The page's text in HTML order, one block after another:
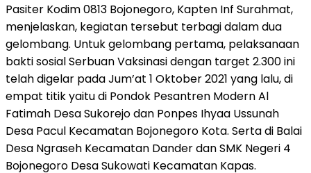
Pasiter Kodim 0813 Bojonegoro, Kapten Inf Surahmat,
menjelaskan, kegiatan tersebut terbagi dalam dua
gelombang. Untuk gelombang pertama, pelaksanaan
bakti sosial Serbuan Vaksinasi dengan target 2.300 ini
telah digelar pada Jum’at 1 Oktober 2021 yang lalu, di
empat titik yaitu di Pondok Pesantren Modern Al
Fatimah Desa Sukorejo dan Ponpes Ihyaa Ussunah
Desa Pacul Kecamatan Bojonegoro Kota. Serta di Balai
Desa Ngraseh Kecamatan Dander dan SMK Negeri 4
Bojonegoro Desa Sukowati Kecamatan Kapas.